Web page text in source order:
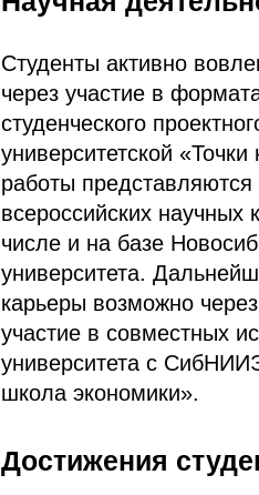
Студенты активно
через участие в
студенческого
университетской
работы
всероссийских
числе и на базе
университета.
карьеры возможно
участие в совместных
университета с
школа экономики».
Достижения